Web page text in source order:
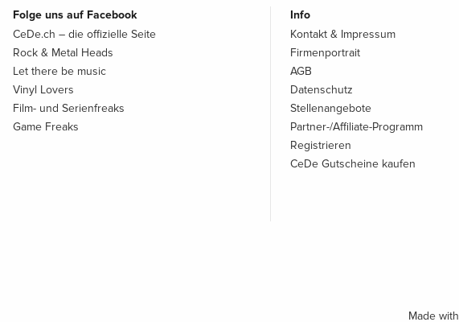
Folge uns auf Facebook
CeDe.ch – die offizielle Seite
Rock & Metal Heads
Let there be music
Vinyl Lovers
Film- und Serienfreaks
Game Freaks
Info
Kontakt & Impressum
Firmenportrait
AGB
Datenschutz
Stellenangebote
Partner-/Affiliate-Programm
Registrieren
CeDe Gutscheine kaufen
Made with